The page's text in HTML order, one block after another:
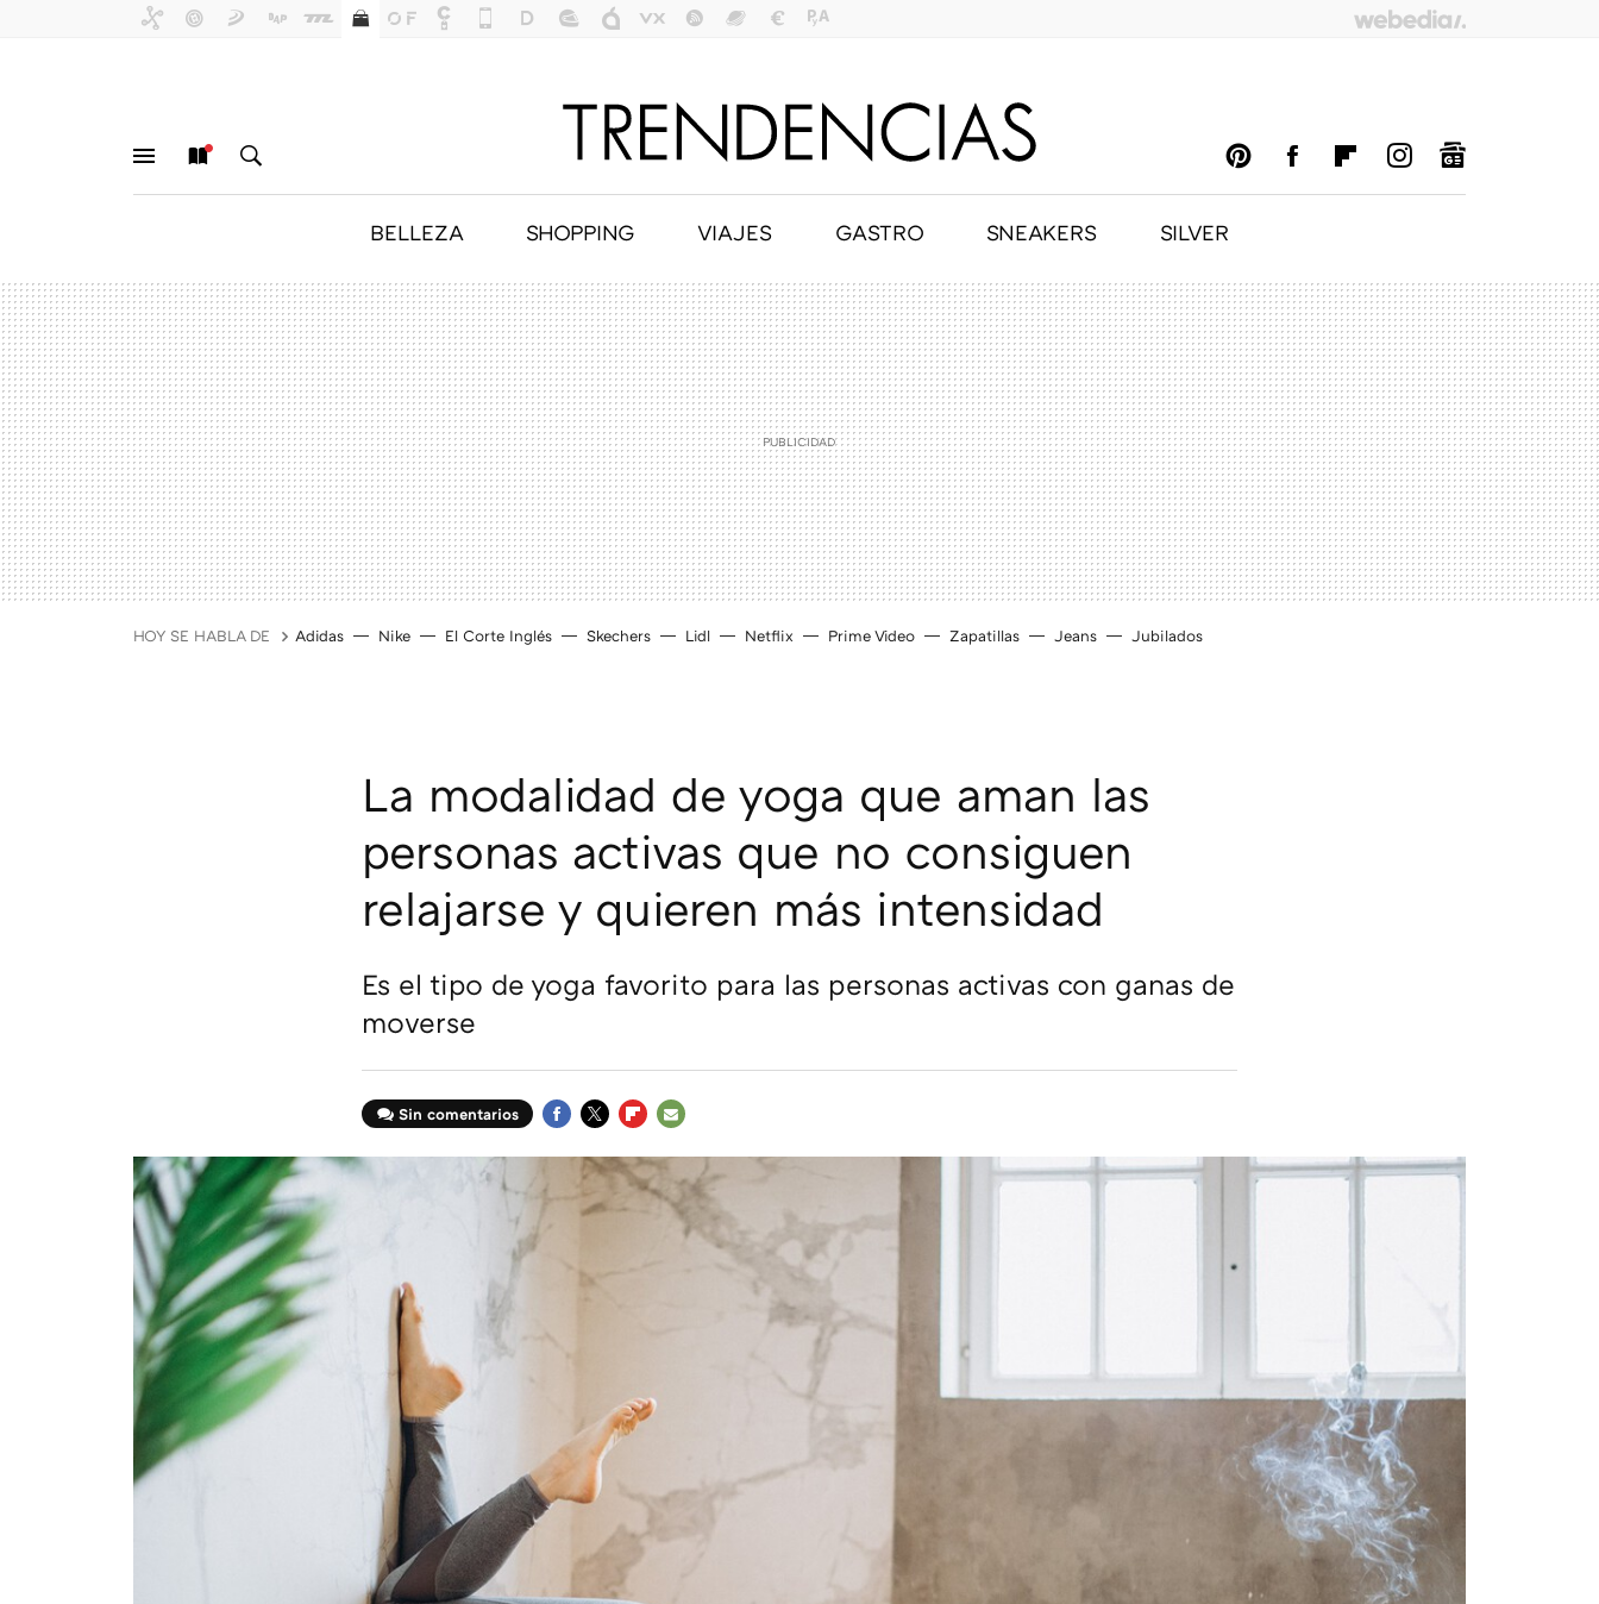
BELLEZA SHOPPING VIAJES GASTRO SNEAKERS SILVER
HOY SE HABLA DE Adidas Nike El Corte Inglés Skechers Lidl Netflix Prime Video Zapatillas Jeans Jubilados
La modalidad de yoga que aman las
personas activas que no consiguen
relajarse y quieren más intensidad
Es el tipo de yoga favorito para las personas activas con ganas de
moverse
Sin comentarios
MAIL